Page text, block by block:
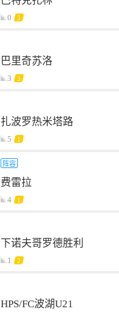
0 3
巴里奇苏洛
3 3
扎波罗热米塔路
5 1
阵容
费雷拉
4 1
下诺夫哥罗德胜利
1 2
HPS/FC波湖U21